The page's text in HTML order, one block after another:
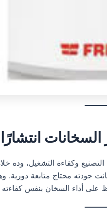
وكفاءة التشغيل، وده
جودته محتاج متابعة دورية.
على أداء السخان بنفس كفاءته